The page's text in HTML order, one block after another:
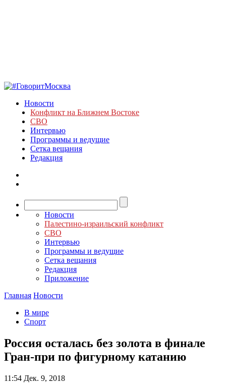
Новости
Конфликт на Ближнем Востоке
СВО
Интервью
Программы и ведущие
Сетка вещания
Редакция
Новости
Палестино-израильский конфликт
СВО
Интервью
Программы и ведущие
Сетка вещания
Редакция
Приложение
Главная Новости
В мире
Спорт
Россия осталась без золота в финале
Гран-при по фигурному катанию
11:54 Дек. 9, 2018